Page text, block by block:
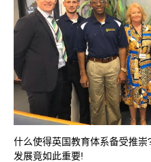
什么使得英国教育体系备受推
发展竟如此重要!